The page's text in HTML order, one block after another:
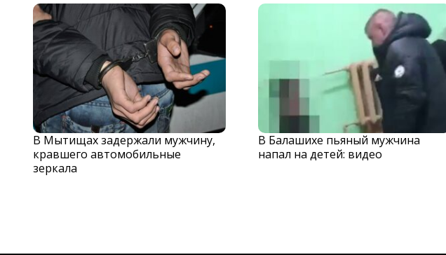
В Мытищах задержали мужчину,
кравшего автомобильные
зеркала
В Балашихе пьяный мужчина
напал на детей: видео